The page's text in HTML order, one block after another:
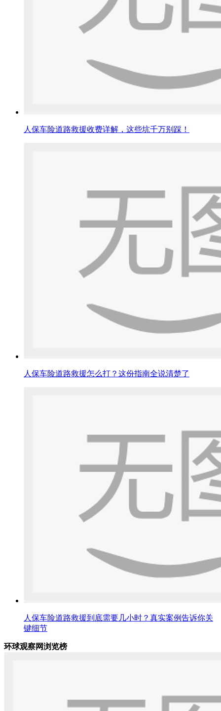
人保车险道路救援收费详解，这些坑千万别踩！
人保车险道路救援怎么打？这份指南全说清楚了
人保车险道路救援到底需要几小时？真实案例告诉你关
键细节
环球观察网浏览榜